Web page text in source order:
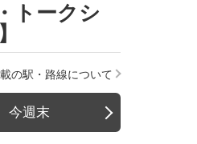
トークシ
の駅・路線について
今週末